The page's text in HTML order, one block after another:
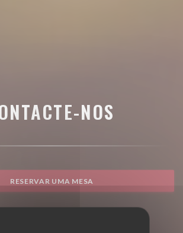
NOS
RESERVAR UMA MESA